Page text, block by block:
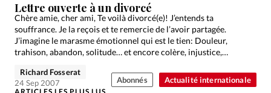
Devise:CHF
RUBRIQUES
Tous les articles
Actualité chrétienne
Actualité internationale
Chronique
Culture
Dossier
Eglises Foi Génération réveil
Monde
Actualité internationale
Lettre ouverte à un divorcé
Chère amie, cher ami, Te voilà divorcé(e)! J’entends ta
souffrance. Je la reçois et te remercie de l’avoir partagée.
J’imagine le marasme émotionnel qui est le tien: Douleur,
trahison, abandon, solitude… et encore colère, injustice,…
Richard Fosserat
24 Sep 2007
Abonnés